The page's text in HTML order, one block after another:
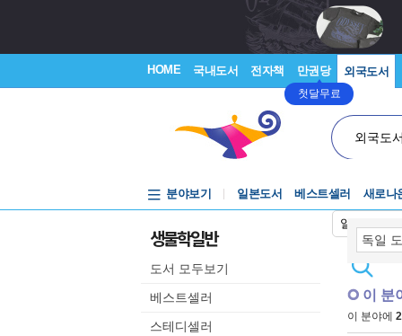
HOME 국내도서 전자책 만권당
첫달무료
외국도서
외국도
일본어입력
분야보기 일본도서 베스트셀러 새로나
생물학일반
도서 모두보기
베스트셀러
스테디셀러
이 분
이 분야에